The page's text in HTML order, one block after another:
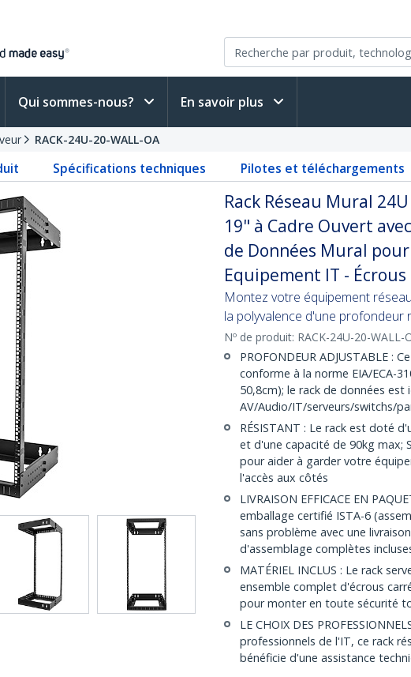
Qui sommes-nous? En savoir plus
RACK-24U-20-WALL-OA
Spécifications techniques Pilotes et téléchargements
Rack Réseau Mural
19" à Cadre Ouvert
de Données Mural
Equipement IT -
Montez votre équipement
la polyvalence d'une profondeur
Nº de produit: RACK-24U-20-WALL-
PROFONDEUR ADJUSTABLE :
conforme à la norme EIA/ECA-
50,8cm); le rack de données
AV/Audio/IT/serveurs/switchs/
RÉSISTANT : Le rack est doté
et d'une capacité de 90kg max;
pour aider à garder votre
l'accès aux côtés
LIVRAISON EFFICACE EN
emballage certifié ISTA-6
sans problème avec une
d'assemblage complètes
MATÉRIEL INCLUS : Le rack
ensemble complet d'écrous
pour monter en toute sécurité
LE CHOIX DES
professionnels de l'IT, ce rack
bénéficie d'une assistance